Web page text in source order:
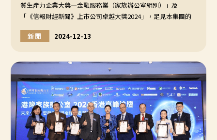
質生產力企業大獎—金融服務業（家族辦公室組別）」及
「《信報財經新聞》上市公司卓越大獎2024」，足見本集團的
是資本市場對集團多元化戰略發展，特別是金融業務相關佈局
新聞 2024-12-13